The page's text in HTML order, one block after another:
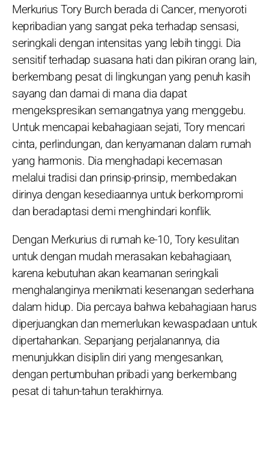
Merkurius Tory Burch berada di Cancer, menyoroti
kepribadian yang sangat peka terhadap sensasi,
seringkali dengan intensitas yang lebih tinggi. Dia
sensitif terhadap suasana hati dan pikiran orang lain,
berkembang pesat di lingkungan yang penuh kasih
sayang dan damai di mana dia dapat
mengekspresikan semangatnya yang menggebu.
Untuk mencapai kebahagiaan sejati, Tory mencari
cinta, perlindungan, dan kenyamanan dalam rumah
yang harmonis. Dia menghadapi kecemasan
melalui tradisi dan prinsip-prinsip, membedakan
dirinya dengan kesediaannya untuk berkompromi
dan beradaptasi demi menghindari konflik.
Dengan Merkurius di rumah ke-10, Tory kesulitan
untuk dengan mudah merasakan kebahagiaan,
karena kebutuhan akan keamanan seringkali
menghalanginya menikmati kesenangan sederhana
dalam hidup. Dia percaya bahwa kebahagiaan harus
diperjuangkan dan memerlukan kewaspadaan untuk
dipertahankan. Sepanjang perjalanannya, dia
menunjukkan disiplin diri yang mengesankan,
dengan pertumbuhan pribadi yang berkembang
pesat di tahun-tahun terakhirnya.